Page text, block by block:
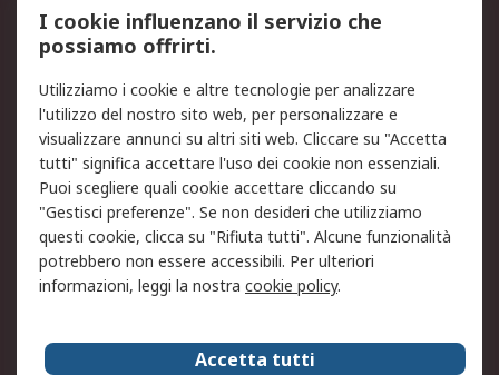
Legale
Informativa Cookie
Informativa Privacy -
Aggiornata
Email Security
Termini d'uso
Condizioni di vendita
Condizioni generali di
servizio
Etica e responsabilità
Chi Siamo
Chi Siamo
Contattaci
I cookie influenzano il servizio che
possiamo offrirti.
Utilizziamo i cookie e altre tecnologie per analizzare
l'utilizzo del nostro sito web, per personalizzare e
visualizzare annunci su altri siti web. Cliccare su "Accetta
tutti" significa accettare l'uso dei cookie non essenziali.
Puoi scegliere quali cookie accettare cliccando su
"Gestisci preferenze". Se non desideri che utilizziamo
questi cookie, clicca su "Rifiuta tutti". Alcune funzionalità
potrebbero non essere accessibili. Per ulteriori
informazioni, leggi la nostra cookie policy.
Accetta tutti